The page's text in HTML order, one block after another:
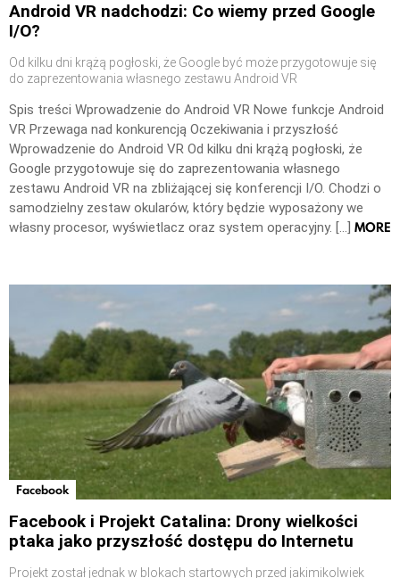
Android VR nadchodzi: Co wiemy przed Google
I/O?
Od kilku dni krążą pogłoski, że Google być może przygotowuje się
do zaprezentowania własnego zestawu Android VR
Spis treści Wprowadzenie do Android VR Nowe funkcje Android
VR Przewaga nad konkurencją Oczekiwania i przyszłość
Wprowadzenie do Android VR Od kilku dni krążą pogłoski, że
Google przygotowuje się do zaprezentowania własnego
zestawu Android VR na zbliżającej się konferencji I/O. Chodzi o
samodzielny zestaw okularów, który będzie wyposażony we
własny procesor, wyświetlacz oraz system operacyjny. […] MORE
Facebook
Facebook i Projekt Catalina: Drony wielkości
ptaka jako przyszłość dostępu do Internetu
Projekt został jednak w blokach startowych przed jakimikolwiek